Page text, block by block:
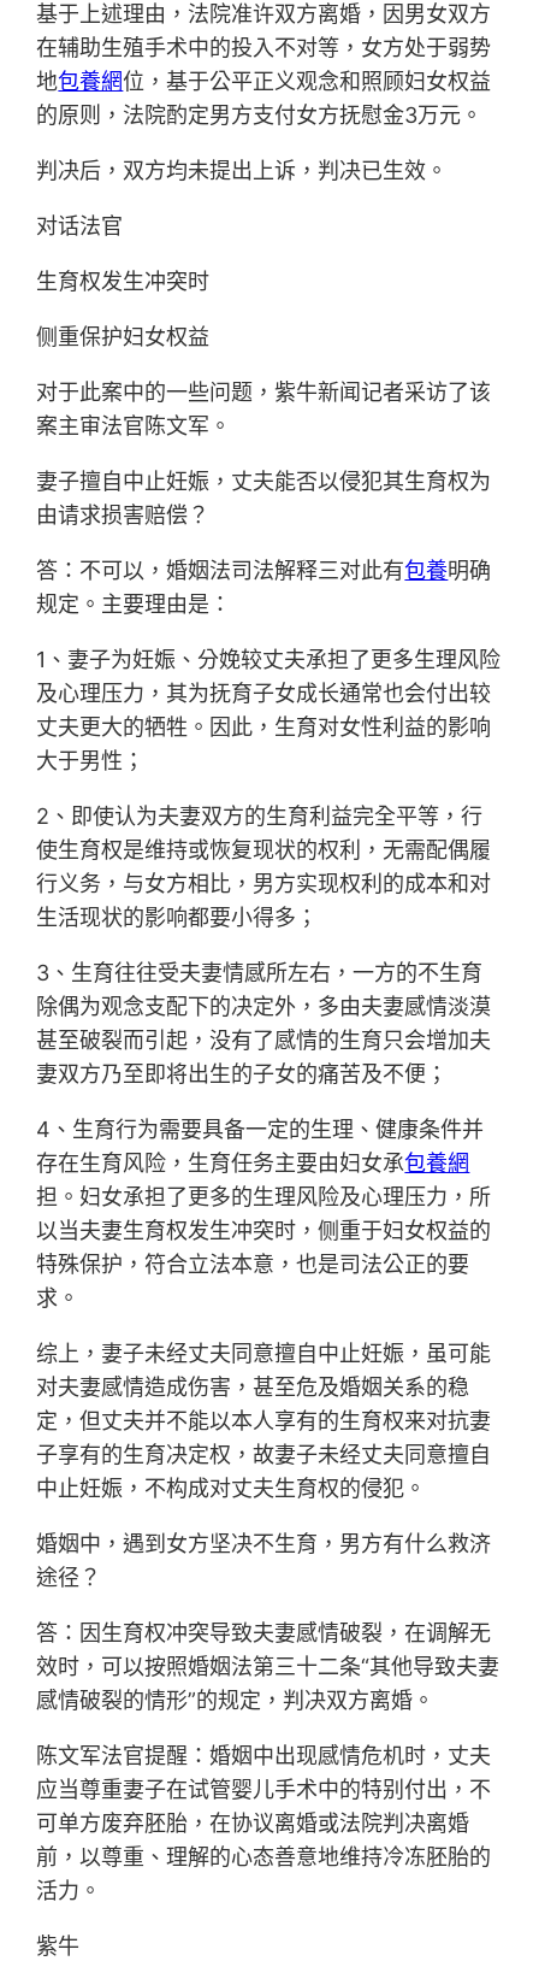
基于上述理由，法院准许双方离婚，因男女双方
在辅助生殖手术中的投入不对等，女方处于弱势
地包養網位，基于公平正义观念和照顾妇女权益
的原则，法院酌定男方支付女方抚慰金3万元。
判决后，双方均未提出上诉，判决已生效。
对话法官
生育权发生冲突时
侧重保护妇女权益
对于此案中的一些问题，紫牛新闻记者采访了该
案主审法官陈文军。
妻子擅自中止妊娠，丈夫能否以侵犯其生育权为
由请求损害赔偿？
答：不可以，婚姻法司法解释三对此有包養明确
规定。主要理由是：
1、妻子为妊娠、分娩较丈夫承担了更多生理风险
及心理压力，其为抚育子女成长通常也会付出较
丈夫更大的牺牲。因此，生育对女性利益的影响
大于男性；
2、即使认为夫妻双方的生育利益完全平等，行
使生育权是维持或恢复现状的权利，无需配偶履
行义务，与女方相比，男方实现权利的成本和对
生活现状的影响都要小得多；
3、生育往往受夫妻情感所左右，一方的不生育
除偶为观念支配下的决定外，多由夫妻感情淡漠
甚至破裂而引起，没有了感情的生育只会增加夫
妻双方乃至即将出生的子女的痛苦及不便；
4、生育行为需要具备一定的生理、健康条件并
存在生育风险，生育任务主要由妇女承包養網
担。妇女承担了更多的生理风险及心理压力，所
以当夫妻生育权发生冲突时，侧重于妇女权益的
特殊保护，符合立法本意，也是司法公正的要
求。
综上，妻子未经丈夫同意擅自中止妊娠，虽可能
对夫妻感情造成伤害，甚至危及婚姻关系的稳
定，但丈夫并不能以本人享有的生育权来对抗妻
子享有的生育决定权，故妻子未经丈夫同意擅自
中止妊娠，不构成对丈夫生育权的侵犯。
婚姻中，遇到女方坚决不生育，男方有什么救济
途径？
答：因生育权冲突导致夫妻感情破裂，在调解无
效时，可以按照婚姻法第三十二条“其他导致夫妻
感情破裂的情形”的规定，判决双方离婚。
陈文军法官提醒：婚姻中出现感情危机时，丈夫
应当尊重妻子在试管婴儿手术中的特别付出，不
可单方废弃胚胎，在协议离婚或法院判决离婚
前，以尊重、理解的心态善意地维持冷冻胚胎的
活力。
紫牛